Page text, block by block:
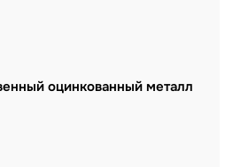
оцинкованный металл